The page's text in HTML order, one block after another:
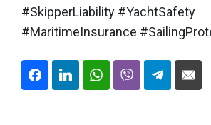
#SkipperLiability #YachtSafety
#MaritimeInsurance